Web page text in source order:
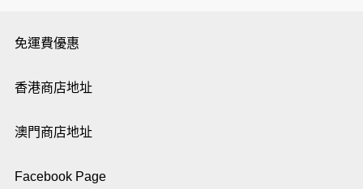
免運費優惠
香港商店地址
澳門商店地址
Facebook Page